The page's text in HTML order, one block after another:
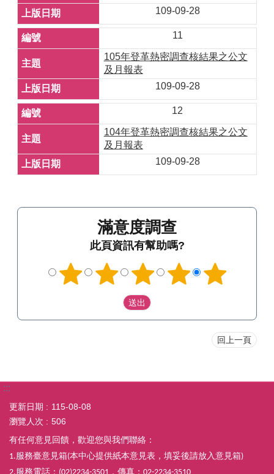
109-09-28
11
105年登革熱密調查核結果之公文
及月報表
109-09-28
12
104年登革熱密調查核結果之公文
及月報表
109-09-28
滿意度調查
此頁資訊有幫助嗎?
回上一頁
:::
更新日期
115-08-08
瀏覽人次
506
有任何意見回饋，歡迎您與我們聯絡：
1.服務臺意見箱(本中心提供紙本意見表，填妥後請放入意見箱)
服務電話： ，傳真：